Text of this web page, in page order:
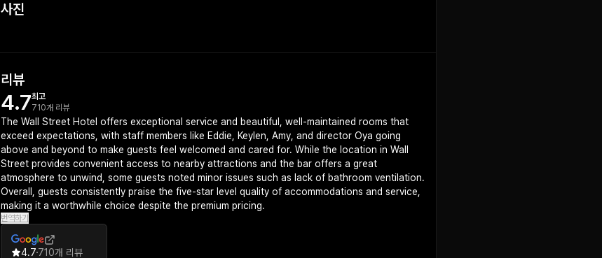
사진
리뷰
4.7최고
710개 리뷰
The Wall Street Hotel offers exceptional service and beautiful, well-maintained rooms that
exceed expectations, with staff members like Eddie, Keylen, Amy, and director Oya going
above and beyond to make guests feel welcomed and cared for. While the location in Wall
Street provides convenient access to nearby attractions and the bar offers a great
atmosphere to unwind, some guests noted minor issues such as lack of bathroom ventilation.
Overall, guests consistently praise the five-star level quality of accommodations and service,
making it a worthwhile choice despite the premium pricing.
번역하기
4.7710개 리뷰